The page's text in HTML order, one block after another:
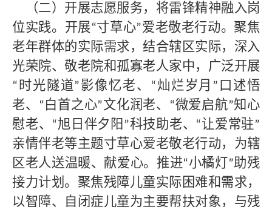
（二）开展志愿服务，将雷锋精神融入岗
位实践。开展“寸草心”爱老敬老行动。聚焦
老年群体的实际需求，结合辖区实际，深入
光荣院、敬老院和孤寡老人家中，广泛开展
“ 时光隧道”影像忆老、 “灿烂岁月 ” 口述悟
老、
“白首之心”文化润老、 “微爱启航”知心
慰老、
“旭日伴夕阳 ”科技助老、 “让爱常驻”
亲情伴老等主题寸草心爱老敬老行动，为辖
区老人送温暖、献爱心。推进“小橘灯”助残
接力计划。聚焦残障儿童实际困难和需求，
以智障、自闭症儿童为主要帮扶对象，与残